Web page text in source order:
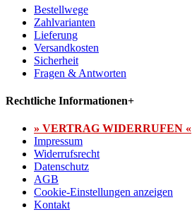
Bestellwege
Zahlvarianten
Lieferung
Versandkosten
Sicherheit
Fragen & Antworten
Rechtliche Informationen+
» VERTRAG WIDERRUFEN «
Impressum
Widerrufsrecht
Datenschutz
AGB
Cookie-Einstellungen anzeigen
Kontakt